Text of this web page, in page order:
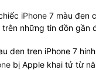
iPhone 7 màu đen
những tin đồn gần
bị Apple khai tử từ